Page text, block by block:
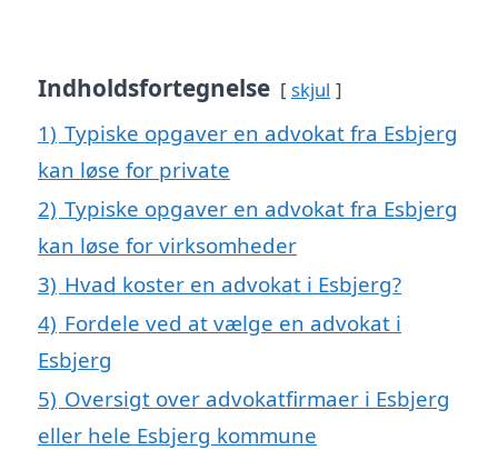
Indholdsfortegnelse skjul
1) Typiske opgaver en advokat fra Esbjerg
kan løse for private
2) Typiske opgaver en advokat fra Esbjerg
kan løse for virksomheder
3) Hvad koster en advokat i Esbjerg?
4) Fordele ved at vælge en advokat i
Esbjerg
5) Oversigt over advokatfirmaer i Esbjerg
eller hele Esbjerg kommune